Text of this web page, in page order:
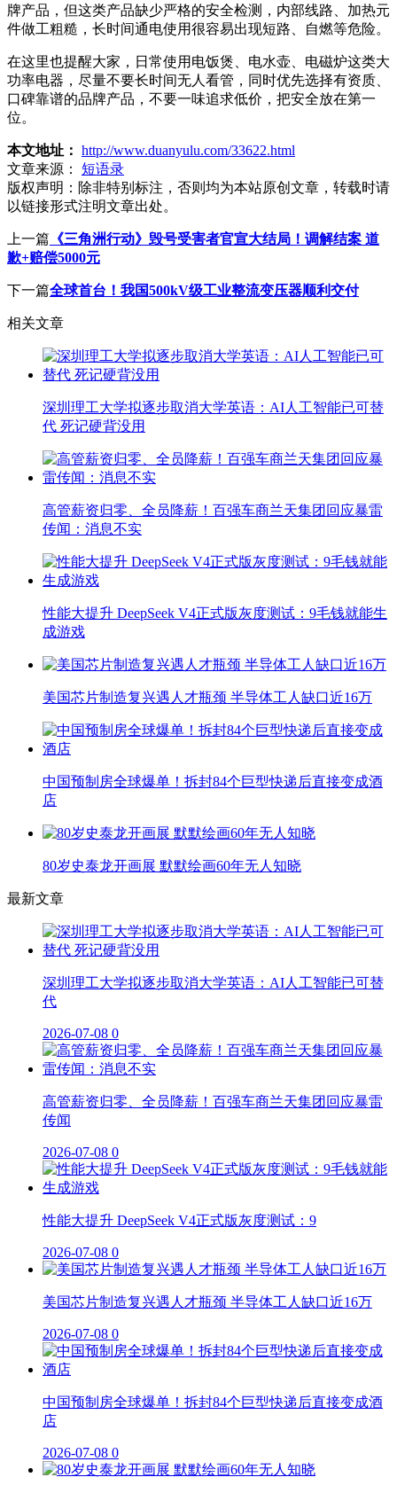
牌产品，但这类产品缺少严格的安全检测，内部线路、加热元
件做工粗糙，长时间通电使用很容易出现短路、自燃等危险。
在这里也提醒大家，日常使用电饭煲、电水壶、电磁炉这类大
功率电器，尽量不要长时间无人看管，同时优先选择有资质、
口碑靠谱的品牌产品，不要一味追求低价，把安全放在第一
位。
本文地址： http://www.duanyulu.com/33622.html
文章来源：
短语录
版权声明： 除非特别标注，否则均为本站原创文章，转载时请
以链接形式注明文章出处。
上一篇 《三角洲行动》毁号受害者官宣大结局！调解结案 道
歉+赔偿5000元
下一篇全球首台！我国500kV级工业整流变压器顺利交付
相关文章
深圳理工大学拟逐步取消大学英语：AI人工智能已可替
代 死记硬背没用
高管薪资归零、全员降薪！百强车商兰天集团回应暴雷
传闻：消息不实
性能大提升 DeepSeek V4正式版灰度测试：9毛钱就能生
成游戏
美国芯片制造复兴遇人才瓶颈 半导体工人缺口近16万
中国预制房全球爆单！拆封84个巨型快递后直接变成酒
店
80岁史泰龙开画展 默默绘画60年无人知晓
最新文章
深圳理工大学拟逐步取消大学英语：AI人工智能已可替
代
2026-07-08 0
高管薪资归零、全员降薪！百强车商兰天集团回应暴雷
传闻
2026-07-08 0
性能大提升 DeepSeek V4正式版灰度测试：9
2026-07-08 0
美国芯片制造复兴遇人才瓶颈 半导体工人缺口近16万
2026-07-08 0
中国预制房全球爆单！拆封84个巨型快递后直接变成酒
店
2026-07-08 0